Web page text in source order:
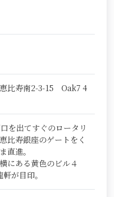
比寿南2-3-15 Oak7 4
を出てすぐのロータリ
比寿銀座のゲートをく
直進。
にある黄色のビル４
が目印。